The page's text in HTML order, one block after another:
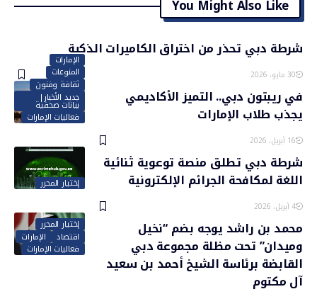
You Might Also Like
شرطة دبي تحذر من اختراق الكاميرات الذكية
30 مايو، 2026
الإمارات
المنوعات
ثقافة وفنون
جديد الأخبار|
بيانات صحفية
فعاليات الإمارات
في ريبتون دبي.. التميز الأكاديمي
يجذب طلاب الإمارات
16 أبريل، 2026
إختيار المحرر
شرطة دبي تطلق منصة توعوية ثنائية
اللغة لمكافحة الجرائم الإلكترونية
4 أبريل، 2026
إختيار المحرر
اقتصاد
الإمارات
فعاليات الإمارات
محمد بن راشد يوجه بضم “نخيل
وميدان” تحت مظلة مجموعة دبي
القابضة برئاسة الشيخ أحمد بن سعيد
آل مكتوم